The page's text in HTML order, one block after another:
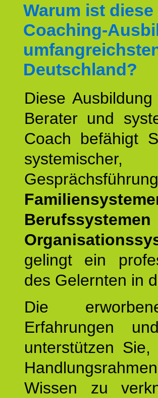
Warum ist
Coaching-
Deutschland?
Diese
Berater und
Coach befähigt
systemischer,
gelingt ein
des Gelernten in
Die
Erfahrungen
unterstützen
Wissen zu